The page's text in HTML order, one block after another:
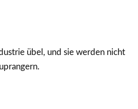
übel, und sie werden nicht